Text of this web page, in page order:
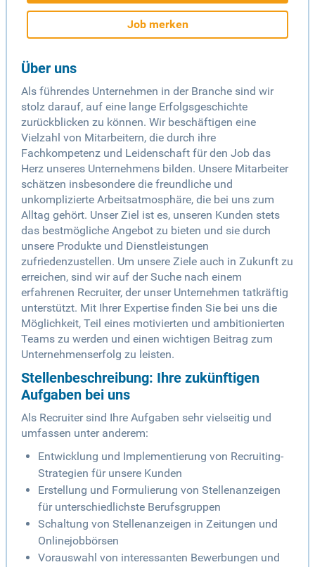
Job merken
Über uns
Als führendes Unternehmen in der Branche sind wir
stolz darauf, auf eine lange Erfolgsgeschichte
zurückblicken zu können. Wir beschäftigen eine
Vielzahl von Mitarbeitern, die durch ihre
Fachkompetenz und Leidenschaft für den Job das
Herz unseres Unternehmens bilden. Unsere Mitarbeiter
schätzen insbesondere die freundliche und
unkomplizierte Arbeitsatmosphäre, die bei uns zum
Alltag gehört. Unser Ziel ist es, unseren Kunden stets
das bestmögliche Angebot zu bieten und sie durch
unsere Produkte und Dienstleistungen
zufriedenzustellen. Um unsere Ziele auch in Zukunft zu
erreichen, sind wir auf der Suche nach einem
erfahrenen Recruiter, der unser Unternehmen tatkräftig
unterstützt. Mit Ihrer Expertise finden Sie bei uns die
Möglichkeit, Teil eines motivierten und ambitionierten
Teams zu werden und einen wichtigen Beitrag zum
Unternehmenserfolg zu leisten.
Stellenbeschreibung: Ihre zukünftigen
Aufgaben bei uns
Als Recruiter sind Ihre Aufgaben sehr vielseitig und
umfassen unter anderem:
Entwicklung und Implementierung von Recruiting-
Strategien für unsere Kunden
Erstellung und Formulierung von Stellenanzeigen
für unterschiedlichste Berufsgruppen
Schaltung von Stellenanzeigen in Zeitungen und
Onlinejobbörsen
Vorauswahl von interessanten Bewerbungen und